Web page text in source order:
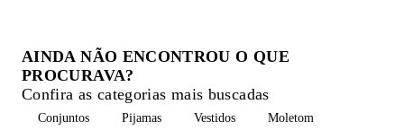
AINDA NÃO ENCONTROU O QUE
PROCURAVA?
Confira as categorias mais buscadas
Conjuntos Pijamas Vestidos Moletom